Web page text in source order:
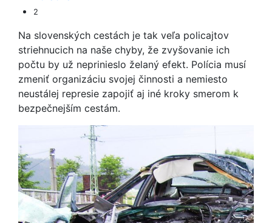
2
Na slovenských cestách je tak veľa policajtov
striehnucich na naše chyby, že zvyšovanie ich
počtu by už neprinieslo želaný efekt. Polícia musí
zmeniť organizáciu svojej činnosti a nemiesto
neustálej represie zapojiť aj iné kroky smerom k
bezpečnejším cestám.